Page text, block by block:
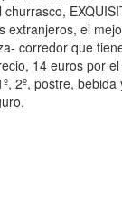
extranjeros, el
corredor que
14 euros por
2º, postre, bebida